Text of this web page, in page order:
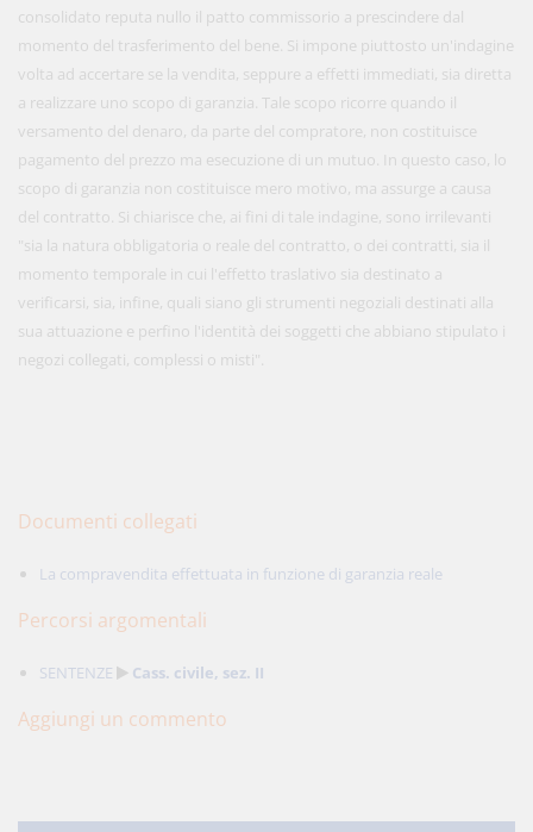
consolidato reputa nullo il patto commissorio a prescindere dal
momento del trasferimento del bene. Si impone piuttosto un'indagine
volta ad accertare se la vendita, seppure a effetti immediati, sia diretta
a realizzare uno scopo di garanzia. Tale scopo ricorre quando il
versamento del denaro, da parte del compratore, non costituisce
pagamento del prezzo ma esecuzione di un mutuo. In questo caso, lo
scopo di garanzia non costituisce mero motivo, ma assurge a causa
del contratto. Si chiarisce che, ai fini di tale indagine, sono irrilevanti
"sia la natura obbligatoria o reale del contratto, o dei contratti, sia il
momento temporale in cui l'effetto traslativo sia destinato a
verificarsi, sia, infine, quali siano gli strumenti negoziali destinati alla
sua attuazione e perfino l'identità dei soggetti che abbiano stipulato i
negozi collegati, complessi o misti".
Documenti collegati
La compravendita effettuata in funzione di garanzia reale
Percorsi argomentali
SENTENZE Cass. civile, sez. II
Aggiungi un commento